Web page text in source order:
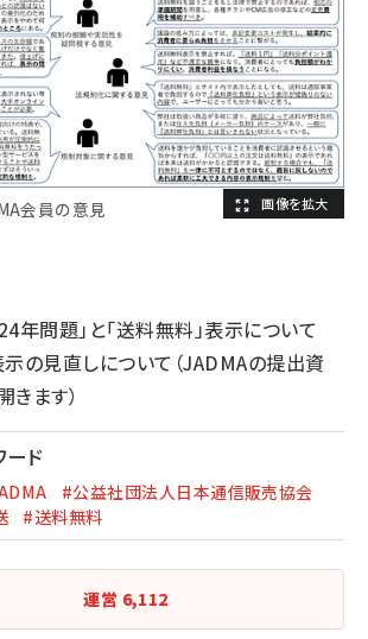
会員の意見
年問題」と「送料無料」表示について
の見直しについて （JADMAの提出資
きます）
ード
#公益社団法人日本通信販売協会
#送料無料
運営 6,112